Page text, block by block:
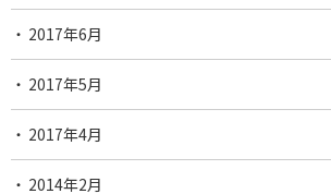
2017年6月
2017年5月
2017年4月
2014年2月